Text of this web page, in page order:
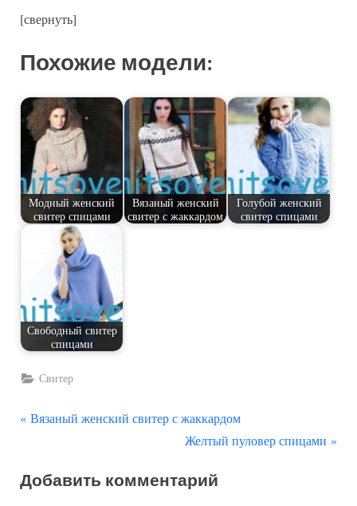
[свернуть]
Похожие модели:
Модный женский
свитер спицами
Вязаный женский
свитер с жаккардом
Голубой женский
свитер спицами
Свободный свитер
спицами
Свитер
Навигация
записям
П
д
Вязаный женский свитер с жаккардом
С
е
Желтый пуловер спицами
Добавить комментарий